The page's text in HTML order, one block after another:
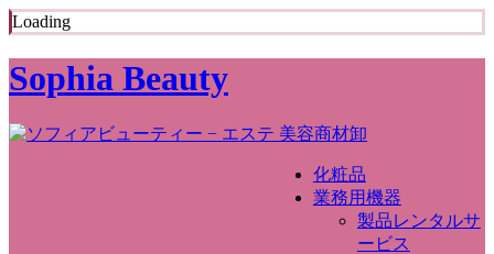
Loading
Sophia Beauty
化粧品
業務用機器
製品レンタルサ
ービス